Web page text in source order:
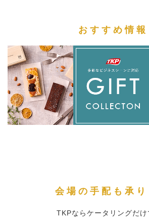
おすすめ情報
会場の手配も承り
TKPならケータリングだけ